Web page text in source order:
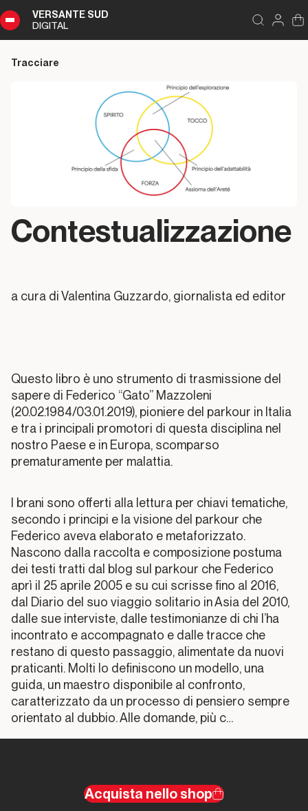
VERSANTE SUD
DIGITAL
Capitoli
Capitoli
“autrici”
Introduzione
Capitolo001
La
dimensione
esplorativa
La
dimensione
pratica
Capitolo 003
Capitolo 004
Contestualizzazione
Tracciare
a cura di Valentina Guzzardo, giornalista ed editor
Questo libro è uno strumento di trasmissione del
sapere di Federico “Gato” Mazzoleni
(20.02.1984/03.01.2019), pioniere del parkour in Italia
e tra i principali promotori di questa disciplina nel
nostro Paese e in Europa, scomparso
prematuramente per malattia.
I brani sono offerti alla lettura per chiavi tematiche,
secondo i principi e la visione del parkour che
Federico aveva elaborato e metaforizzato.
Nascono dalla raccolta e composizione postuma
dei testi tratti dal blog sul parkour che Federico
aprì il 25 aprile 2005 e su cui scrisse fino al 2016,
dal Diario del suo viaggio solitario in Asia del 2010,
dalle sue interviste, dalle testimonianze di chi l’ha
incontrato e accompagnato e dalle tracce che
restano di questo passaggio, alimentate da nuovi
praticanti. Molti lo definiscono un modello, una
guida, un maestro disponibile al confronto,
caratterizzato da un processo di pensiero sempre
orientato al dubbio. Alle domande, più c…
Acquista nello shop